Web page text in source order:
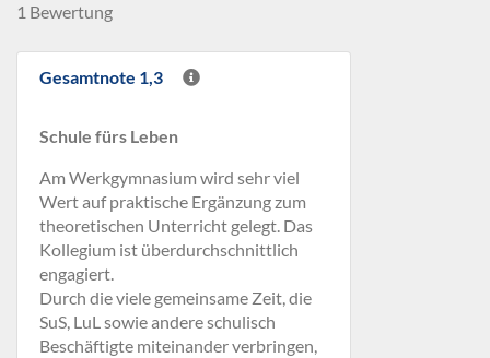
1 Bewertung
Gesamtnote 1,3
Schule fürs Leben
Am Werkgymnasium wird sehr viel
Wert auf praktische Ergänzung zum
theoretischen Unterricht gelegt. Das
Kollegium ist überdurchschnittlich
engagiert.
Durch die viele gemeinsame Zeit, die
SuS, LuL sowie andere schulisch
Beschäftigte miteinander verbringen,